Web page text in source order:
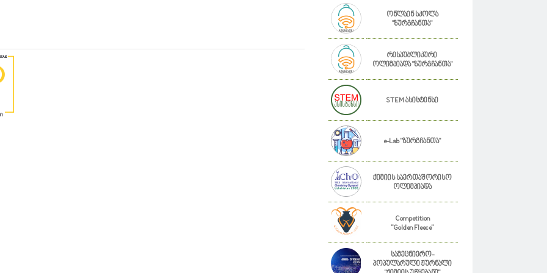
ონლაინ სკოლა
"ზურგჩანთა"
რესპუბლიკური
ოლიმპიადა "ზურგჩანთა"
STEM ასისტენსი
e-Lab "ზურგჩანთა"
ქიმიის საერთაშორისო
ოლიმპიადა
Competition
"Golden Fleece"
სამეცნიერო-
პოპულარული ჟურნალი